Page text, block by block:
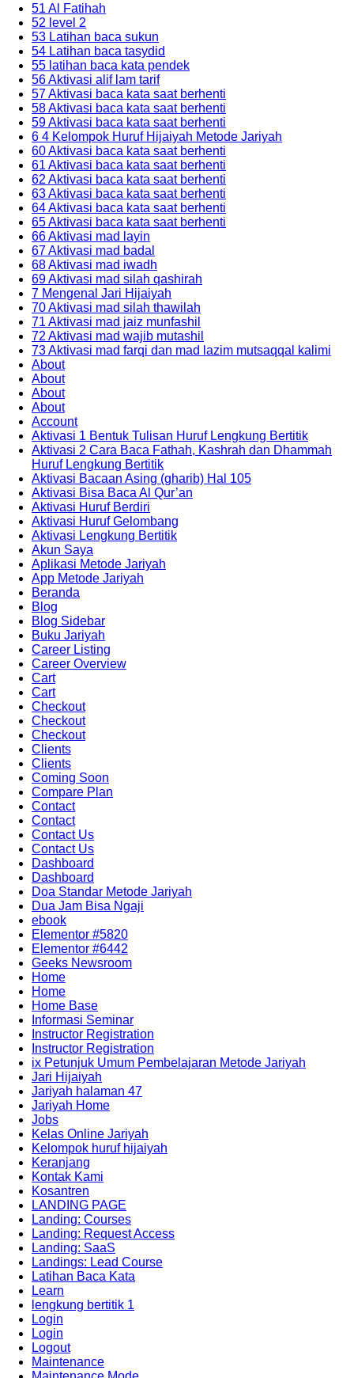
51 Al Fatihah
52 level 2
53 Latihan baca sukun
54 Latihan baca tasydid
55 latihan baca kata pendek
56 Aktivasi alif lam tarif
57 Aktivasi baca kata saat berhenti
58 Aktivasi baca kata saat berhenti
59 Aktivasi baca kata saat berhenti
6 4 Kelompok Huruf Hijaiyah Metode Jariyah
60 Aktivasi baca kata saat berhenti
61 Aktivasi baca kata saat berhenti
62 Aktivasi baca kata saat berhenti
63 Aktivasi baca kata saat berhenti
64 Aktivasi baca kata saat berhenti
65 Aktivasi baca kata saat berhenti
66 Aktivasi mad layin
67 Aktivasi mad badal
68 Aktivasi mad iwadh
69 Aktivasi mad silah qashirah
7 Mengenal Jari Hijaiyah
70 Aktivasi mad silah thawilah
71 Aktivasi mad jaiz munfashil
72 Aktivasi mad wajib mutashil
73 Aktivasi mad farqi dan mad lazim mutsaqqal kalimi
About
About
About
About
Account
Aktivasi 1 Bentuk Tulisan Huruf Lengkung Bertitik
Aktivasi 2 Cara Baca Fathah, Kashrah dan Dhammah
Huruf Lengkung Bertitik
Aktivasi Bacaan Asing (gharib) Hal 105
Aktivasi Bisa Baca Al Qur’an
Aktivasi Huruf Berdiri
Aktivasi Huruf Gelombang
Aktivasi Lengkung Bertitik
Akun Saya
Aplikasi Metode Jariyah
App Metode Jariyah
Beranda
Blog
Blog Sidebar
Buku Jariyah
Career Listing
Career Overview
Cart
Cart
Checkout
Checkout
Checkout
Clients
Clients
Coming Soon
Compare Plan
Contact
Contact
Contact Us
Contact Us
Dashboard
Dashboard
Doa Standar Metode Jariyah
Dua Jam Bisa Ngaji
ebook
Elementor #5820
Elementor #6442
Geeks Newsroom
Home
Home
Home Base
Informasi Seminar
Instructor Registration
Instructor Registration
ix Petunjuk Umum Pembelajaran Metode Jariyah
Jari Hijaiyah
Jariyah halaman 47
Jariyah Home
Jobs
Kelas Online Jariyah
Kelompok huruf hijaiyah
Keranjang
Kontak Kami
Kosantren
LANDING PAGE
Landing: Courses
Landing: Request Access
Landing: SaaS
Landings: Lead Course
Latihan Baca Kata
Learn
lengkung bertitik 1
Login
Login
Logout
Maintenance